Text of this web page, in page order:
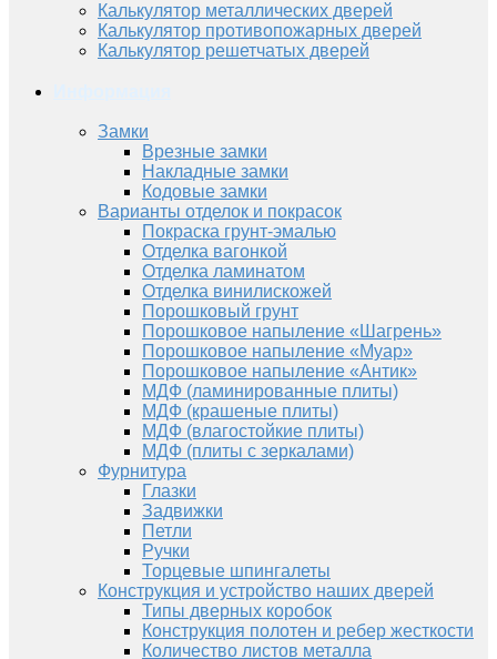
Калькулятор металлических дверей
Калькулятор противопожарных дверей
Калькулятор решетчатых дверей
Замки
Врезные замки
Накладные замки
Кодовые замки
Варианты отделок и покрасок
Покраска грунт-эмалью
Отделка вагонкой
Отделка ламинатом
Отделка винилискожей
Порошковый грунт
Порошковое напыление «Шагрень»
Порошковое напыление «Муар»
Порошковое напыление «Антик»
МДФ (ламинированные плиты)
МДФ (крашеные плиты)
МДФ (влагостойкие плиты)
МДФ (плиты с зеркалами)
Фурнитура
Глазки
Задвижки
Петли
Ручки
Торцевые шпингалеты
Конструкция и устройство наших дверей
Типы дверных коробок
Конструкция полотен и ребер жесткости
Количество листов металла